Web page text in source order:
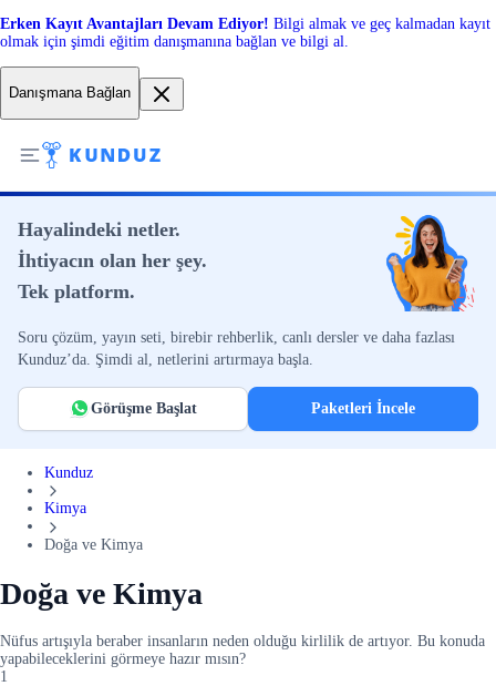
Erken Kayıt Avantajları Devam Ediyor! Bilgi almak ve geç kalmadan kayıt
olmak için şimdi eğitim danışmanına bağlan ve bilgi al.
Danışmana Bağlan
Hayalindeki netler.
İhtiyacın olan her şey.
Tek platform.
Soru çözüm, yayın seti, birebir rehberlik, canlı dersler ve daha fazlası
Kunduz’da. Şimdi al, netlerini artırmaya başla.
Görüşme Başlat Paketleri İncele
Kunduz
Kimya
Doğa ve Kimya
Doğa ve Kimya
Nüfus artışıyla beraber insanların neden olduğu kirlilik de artıyor. Bu konuda
yapabileceklerini görmeye hazır mısın?
1